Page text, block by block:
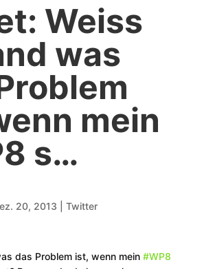
Weiss
was
mein
s…
20, 2013 Twitter
das Problem ist, wenn mein #WP8